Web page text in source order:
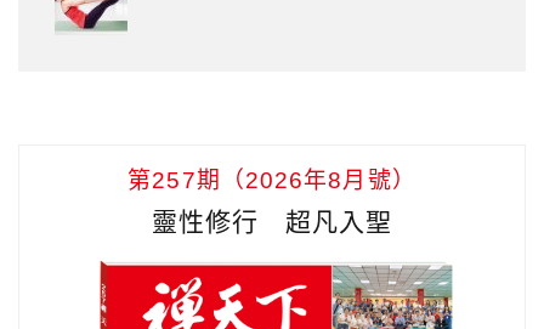
第257期（2026年8月號）
靈性修行 超凡入聖